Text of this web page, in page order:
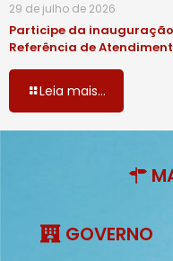
29 de julho de 2026
Participe da inauguração
Referência de
Leia mais...
GOVERNO